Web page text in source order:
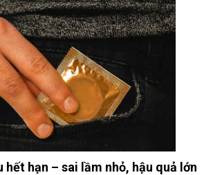
hết hạn – sai lầm nhỏ, hậu quả lớn